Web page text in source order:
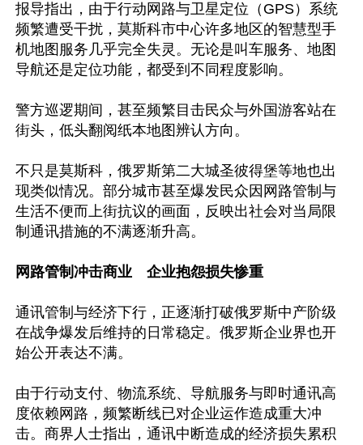
报导指出，由于行动网路与卫星定位（GPS）系统
频繁遭受干扰，莫斯科市中心许多地区的智慧型手
机地图服务几乎完全失灵。无论是叫车服务、地图
导航还是定位功能，都受到不同程度影响。
警方巡逻期间，甚至频繁目击民众与外国游客站在
街头，低头翻阅纸本地图辨认方向。
不只是莫斯科，俄罗斯第二大城圣彼得堡等地也出
现类似情况。部分城市甚至爆发民众因网路管制与
生活不便而上街抗议的画面，反映出社会对当局限
制通讯措施的不满逐渐升高。
网路管制冲击商业　企业抱怨损失惨重
通讯管制与经济下行，正逐渐打破俄罗斯中产阶级
在战争爆发后维持的日常稳定。俄罗斯企业界也开
始公开表达不满。
由于行动支付、物流系统、导航服务与即时通讯高
度依赖网路，频繁断线已对企业运作造成重大冲
击。商界人士指出，通讯中断造成的经济损失累积